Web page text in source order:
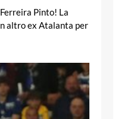
Pinto! La
altro ex Atalanta per